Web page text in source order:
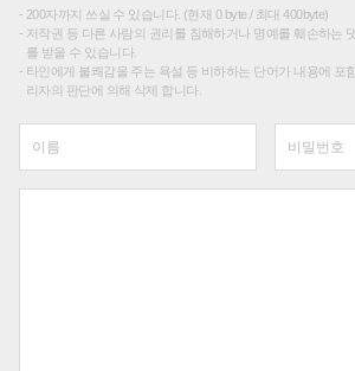
200자까지 쓰실 수 있습니다. (현재 0 byte / 최대 400byte)
저작권 등 다른 사람의 권리를 침해하거나 명예를 훼손하는
를 받을 수 있습니다.
타인에게 불쾌감을 주는 욕설 등 비하하는 단어가 내용에 포
리자의 판단에 의해 삭제 합니다.